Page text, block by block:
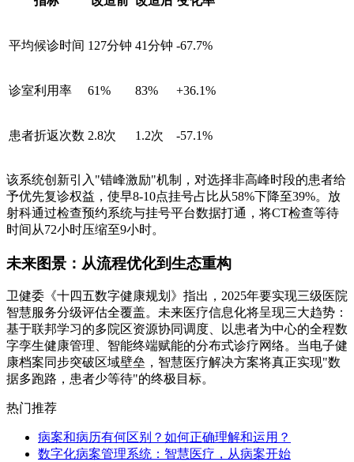
平均候诊时间 127分钟 41分钟 -67.7%
诊室利用率 61% 83% +36.1%
患者折返次数 2.8次 1.2次 -57.1%
该系统创新引入"错峰激励"机制，对选择非高峰时段的患者给
予优先复诊权益，使早8-10点挂号占比从58%下降至39%。放
射科通过检查预约系统与挂号平台数据打通，将CT检查等待
时间从72小时压缩至9小时。
未来图景：从流程优化到生态重构
卫健委《十四五数字健康规划》指出，2025年要实现三级医院
智慧服务分级评估全覆盖。未来医疗信息化将呈现三大趋势：
基于联邦学习的多院区资源协同调度、以患者为中心的全程数
字孪生健康管理、智能终端赋能的分布式诊疗网络。当电子健
康档案同步突破区域壁垒，智慧医疗解决方案将真正实现"数
据多跑路，患者少等待"的终极目标。
热门推荐
病案和病历有何区别？如何正确理解和运用？
数字化病案管理系统：智慧医疗，从病案开始